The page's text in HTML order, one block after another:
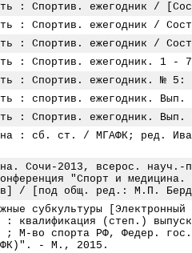
: Спортив. ежегодник /
: Спортив. ежегодник /
: Спортив. ежегодник /
: Спортив. ежегодник.
: Спортив. ежегодник. №
: спортив. ежегодник.
: Спортив. ежегодник.
: сб. ст. / МГАФК; ред.
Сочи-2013, всерос. науч.-
"Спорт и
/ [под общ. ред.: М.П.
субкультуры
: квалификация (степ.)
; М-во спорта РФ, Федер. гос.
- М., 2015.